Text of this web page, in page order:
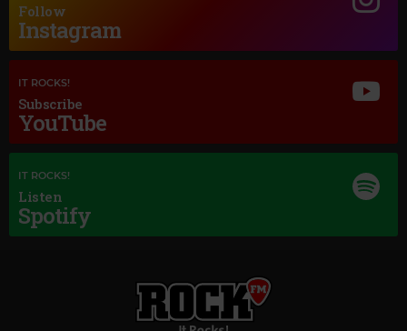
AIDA: TRIUMPHAL MARCH
Follow
Instagram
IT ROCKS!
Subscribe
YouTube
IT ROCKS!
Listen
Spotify